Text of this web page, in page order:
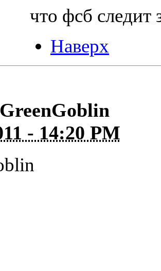
что фсб следит
Наверх
GreenGoblin
- 14:20 PM